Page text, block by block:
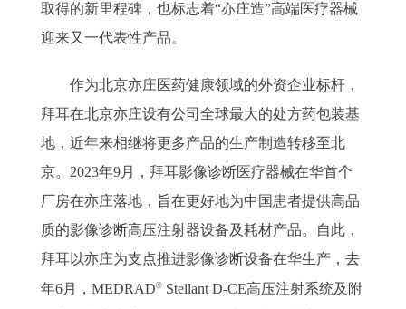
取得的新里程碑，也标志着“亦庄造”高端医疗器械
迎来又一代表性产品。
作为北京亦庄医药健康领域的外资企业标杆，
拜耳在北京亦庄设有公司全球最大的处方药包装基
地，近年来相继将更多产品的生产制造转移至北
京。2023年9月，拜耳影像诊断医疗器械在华首个
厂房在亦庄落地，旨在更好地为中国患者提供高品
质的影像诊断高压注射器设备及耗材产品。自此，
拜耳以亦庄为支点推进影像诊断设备在华生产，去
年6月，MEDRAD® Stellant D-CE高压注射系统及附